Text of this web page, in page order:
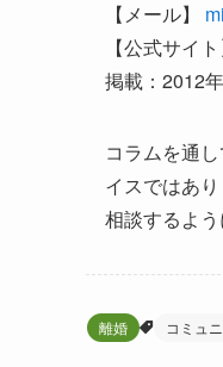
【メール】
【公式サイト
掲載：2012
コラムを通
イスではあ
相談するよう
離婚 コミュ